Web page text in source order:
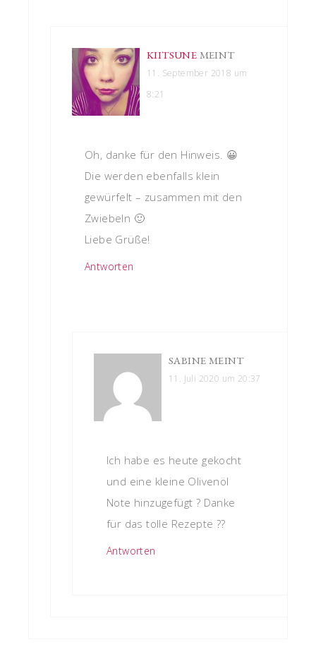
KIITSUNE MEINT
11. September 2018 um
8:21
Oh, danke für den Hinweis. 😀
Die werden ebenfalls klein
gewürfelt – zusammen mit den
Zwiebeln 🙂
Liebe Grüße!
Antworten
SABINE MEINT
11. Juli 2020 um 20:37
Ich habe es heute gekocht
und eine kleine Olivenöl
Note hinzugefügt ? Danke
für das tolle Rezepte ??
Antworten